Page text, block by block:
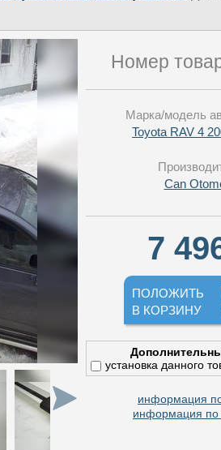
Номер
Марка/модель
Toyota RAV 4
Can
7
ПОЛОЖИТЬ
В КОРЗИНУ
установка данного
информация
информация по